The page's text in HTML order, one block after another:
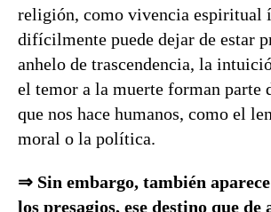
religión, como vivencia espiritual
difícilmente puede dejar de estar
anhelo de trascendencia, la
el temor a la muerte forman parte
que nos hace humanos, como el
moral o la política.
⇒ Sin embargo, también
los presagios, ese destino que